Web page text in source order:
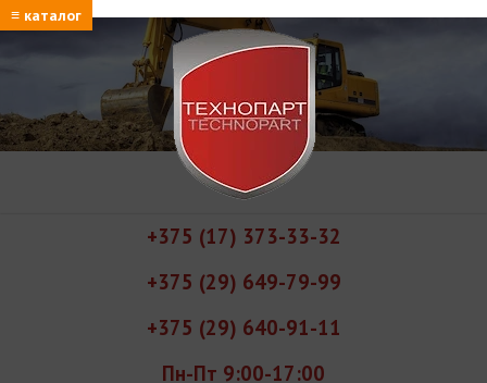
≡ каталог
+375 (17) 373-33-32
+375 (29) 649-79-99
+375 (29) 640-91-11
Пн-Пт 9:00-17:00